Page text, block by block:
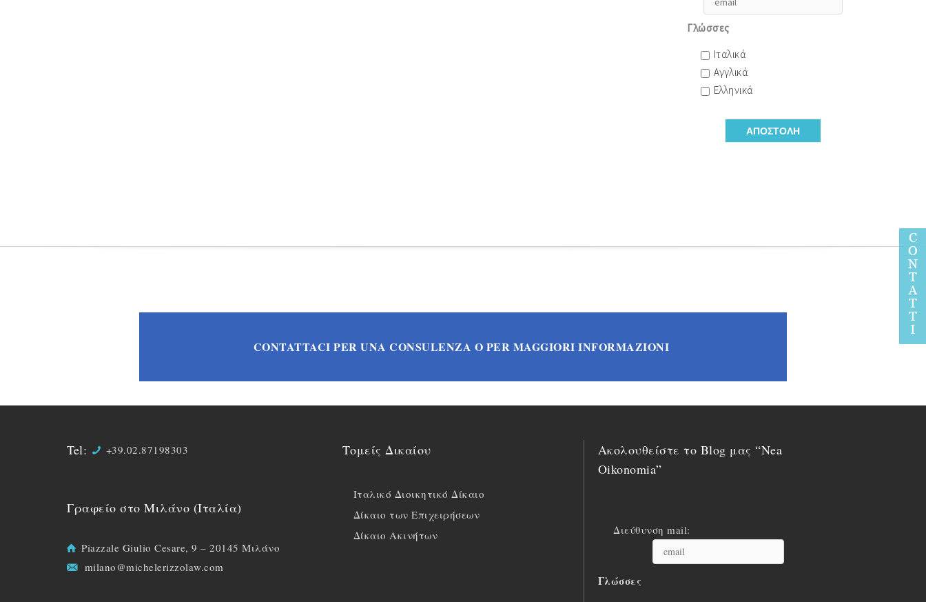
Γλώσσες
Ιταλικά
Αγγλικά
Ελληνικά
CONTATTACI PER UNA CONSULENZA O PER MAGGIORI INFORMAZIONI
Tel: +39.02.87198303
Γραφείο στο Μιλάνο (Ιταλία)
Piazzale Giulio Cesare, 9 – 20145 Μιλάνο
milano@michelerizzolaw.com
Τομείς Δικαίου
Ιταλικό Διοικητικό Δίκαιο
Δίκαιο των Επιχειρήσεων
Δίκαιο Ακινήτων
Ακολουθείστε το Blog μας “Nea
Oikonomia”
Διεύθυνση mail:
Γλώσσες